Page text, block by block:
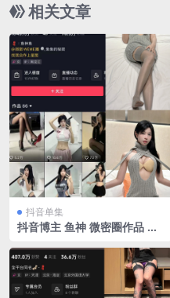
相关文章
抖音单集
抖音博主 鱼神 微密圈作品 N